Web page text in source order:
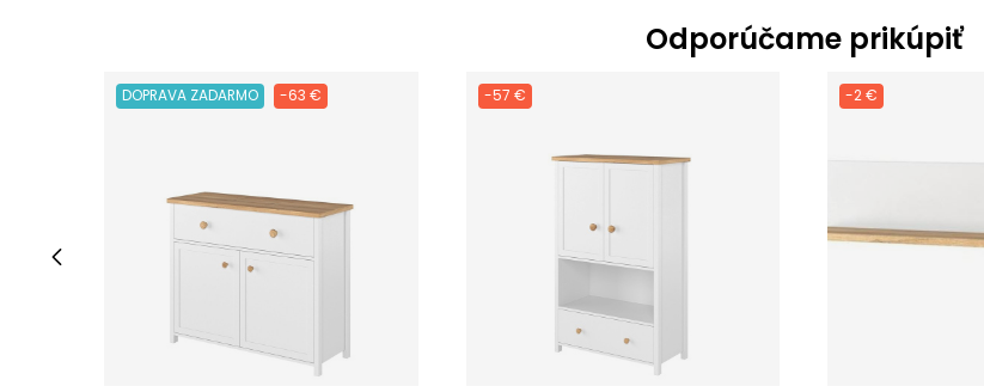
Odporúčame prikúpiť
DOPRAVA ZADARMO -63 € -57 € -2 €